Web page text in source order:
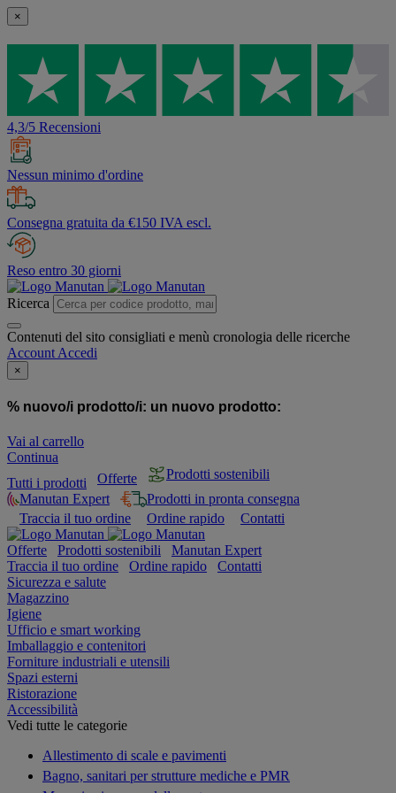
×
4,3/5 Recensioni
Nessun minimo d'ordine
Consegna gratuita da €150 IVA escl.
Reso entro 30 giorni
Ricerca
Contenuti del sito consigliati e menù cronologia delle ricerche
Account Accedi
×
% nuovo/i prodotto/i: un nuovo prodotto:
Vai al carrello
Continua
Tutti i prodotti
Offerte
Prodotti sostenibili
Manutan Expert
Prodotti in pronta consegna
Traccia il tuo ordine
Ordine rapido Contatti
Offerte Prodotti sostenibili
Manutan Expert
Traccia il tuo ordine
Ordine rapido
Contatti
Sicurezza e salute
Magazzino
Igiene
Ufficio e smart working
Imballaggio e contenitori
Forniture industriali e utensili
Spazi esterni
Ristorazione
Accessibilità
Vedi tutte le categorie
Allestimento di scale e pavimenti
Bagno, sanitari per strutture mediche e PMR